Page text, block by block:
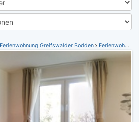
Ferienwohnung Greifswalder Bodden Ferienwohnung Lubmin